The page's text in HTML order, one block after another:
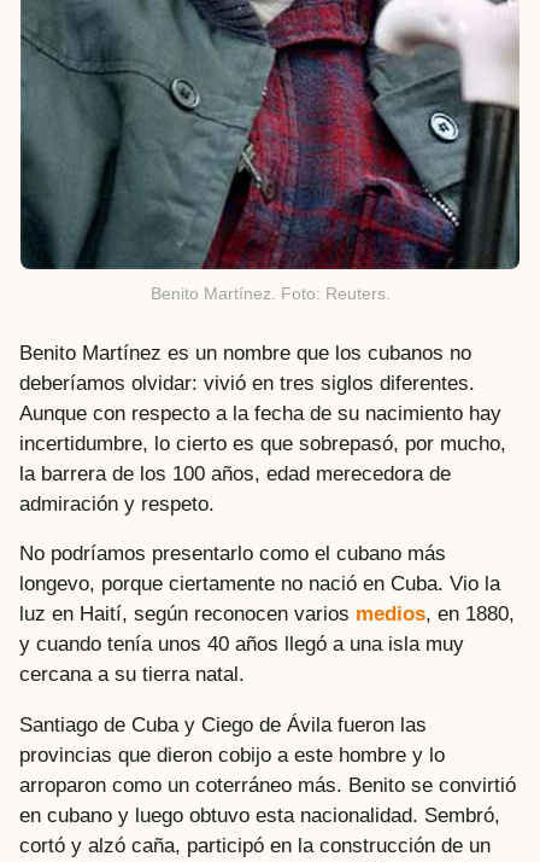
Benito Martínez. Foto: Reuters.
Benito Martínez es un nombre que los cubanos no
deberíamos olvidar: vivió en tres siglos diferentes.
Aunque con respecto a la fecha de su nacimiento hay
incertidumbre, lo cierto es que sobrepasó, por mucho,
la barrera de los 100 años, edad merecedora de
admiración y respeto.
No podríamos presentarlo como el cubano más
longevo, porque ciertamente no nació en Cuba. Vio la
luz en Haití, según reconocen varios medios, en 1880,
y cuando tenía unos 40 años llegó a una isla muy
cercana a su tierra natal.
Santiago de Cuba y Ciego de Ávila fueron las
provincias que dieron cobijo a este hombre y lo
arroparon como un coterráneo más. Benito se convirtió
en cubano y luego obtuvo esta nacionalidad. Sembró,
cortó y alzó caña, participó en la construcción de un